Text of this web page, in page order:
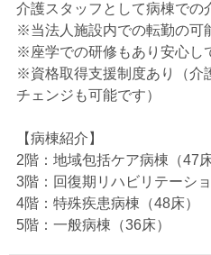
介護スタッフとして病棟での
※当法人施設内での転勤の可
※座学での研修もあり安心し
※資格取得支援制度あり（介
チェンジも可能です）
【病棟紹介】
2階：地域包括ケア病棟（47床
3階：回復期リハビリテーシ
4階：特殊疾患病棟（48床）
5階：一般病棟（36床）